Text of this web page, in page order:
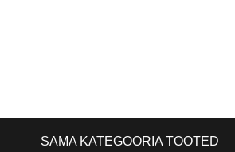
SAMA KATEGOORIA TOOTED